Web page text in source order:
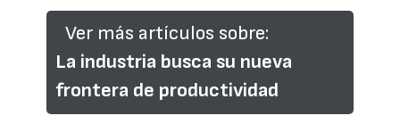
Ver más artículos sobre:
La industria busca su nueva
frontera de productividad